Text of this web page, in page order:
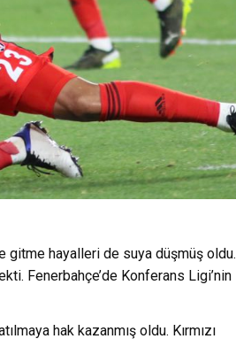
gitme hayalleri de suya düşmüş oldu.
Fenerbahçe’de Konferans Ligi’nin
hak kazanmış oldu. Kırmızı